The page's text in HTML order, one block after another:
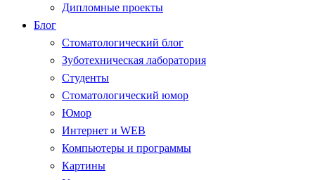
Дипломные проекты
Блог
Стоматологический блог
Зуботехническая лаборатория
Студенты
Стоматологический юмор
Юмор
Интернет и WEB
Компьютеры и программы
Картины